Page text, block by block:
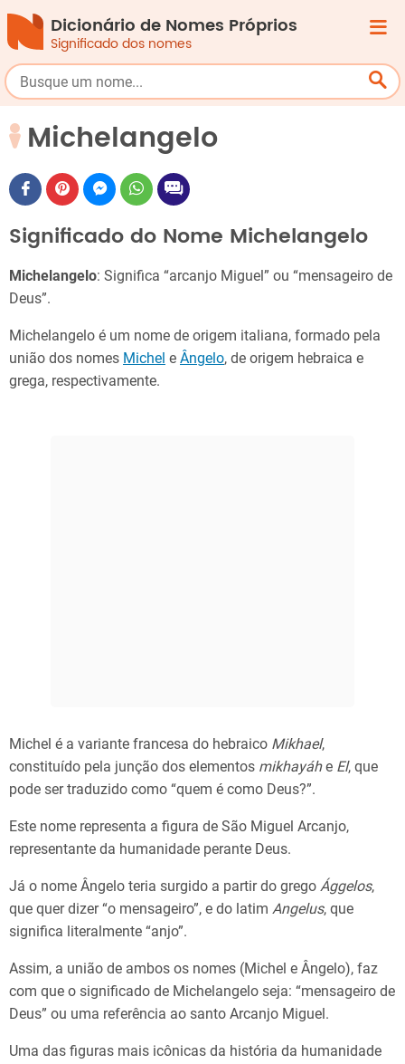
Dicionário de Nomes Próprios
Significado dos nomes
Michelangelo
Significado do Nome Michelangelo
Michelangelo: Significa “arcanjo Miguel” ou “mensageiro de
Deus”.
Michelangelo é um nome de origem italiana, formado pela
união dos nomes Michel e Ângelo, de origem hebraica e
grega, respectivamente.
Michel é a variante francesa do hebraico Mikhael,
constituído pela junção dos elementos mikhayáhe El, que
pode ser traduzido como “quem é como Deus?”.
Este nome representa a figura de São Miguel Arcanjo,
representante da humanidade perante Deus.
Já o nome Ângelo teria surgido a partir do grego Ággelos,
que quer dizer “o mensageiro”, e do latim Angelus, que
significa literalmente “anjo”.
Assim, a união de ambos os nomes (Michel e Ângelo), faz
com que o significado de Michelangelo seja: “mensageiro de
Deus” ou uma referência ao santo Arcanjo Miguel.
Uma das figuras mais icônicas da história da humanidade